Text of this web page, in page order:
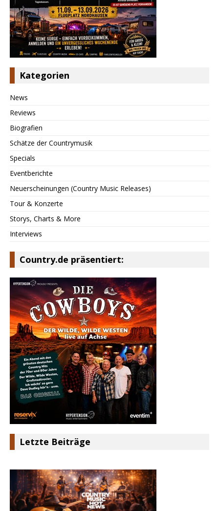
Kategorien
News
Reviews
Biografien
Schätze der Countrymusik
Specials
Eventberichte
Neuerscheinungen (Country Music Releases)
Tour & Konzerte
Storys, Charts & More
Interviews
Country.de präsentiert:
Letzte Beiträge